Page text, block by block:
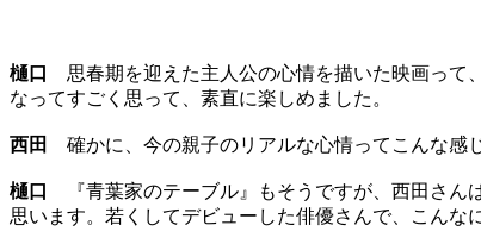
樋口
思春期を迎えた主人公の心情を描いた映画って
なってすごく思って、素直に楽しめました。
西田 確かに、今の親子のリアルな心情ってこんな感
樋口
『青葉家のテーブル』もそうですが、西田さん
思います。若くしてデビューした俳優さんで、こんな